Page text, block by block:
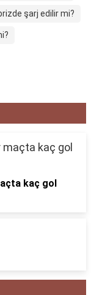
şarj edilir mi?
kaç gol